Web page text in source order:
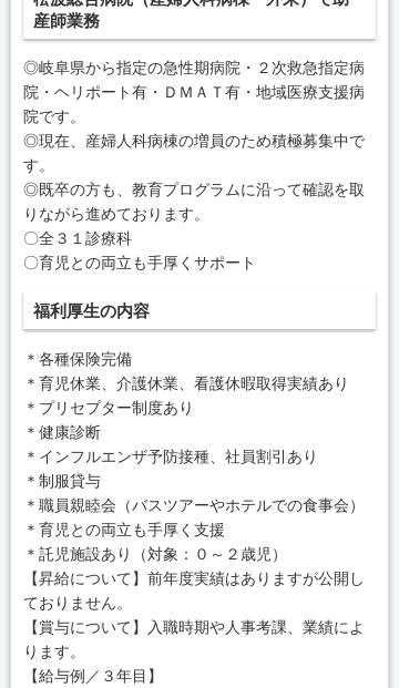
産師業務
◎岐阜県から指定の急性期病院・２次救急指定病
院・ヘリポート有・ＤＭＡＴ有・地域医療支援病
院です。
◎現在、産婦人科病棟の増員のため積極募集中で
す。
◎既卒の方も、教育プログラムに沿って確認を取
りながら進めております。
〇全３１診療科
〇育児との両立も手厚くサポート
福利厚生の内容
＊各種保険完備
＊育児休業、介護休業、看護休暇取得実績あり
＊プリセプター制度あり
＊健康診断
＊インフルエンザ予防接種、社員割引あり
＊制服貸与
＊職員親睦会（バスツアーやホテルでの食事会）
＊育児との両立も手厚く支援
＊託児施設あり（対象：０～２歳児）
【昇給について】前年度実績はありますが公開し
ておりません。
【賞与について】入職時期や人事考課、業績によ
ります。
【給与例／３年目】